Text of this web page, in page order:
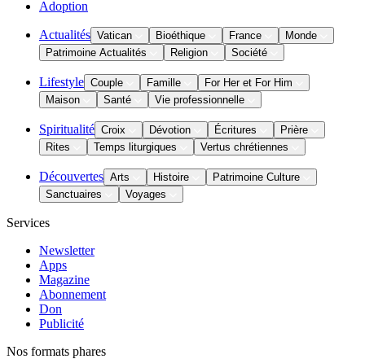
Adoption
Actualités Vatican Bioéthique France
Monde
Patrimoine Actualités
Religion Société
Lifestyle Couple Famille
For Her et For Him
Maison
Santé Vie professionnelle
Spiritualité Croix Dévotion Écritures
Prière
Rites
Temps liturgiques Vertus chrétiennes
Découvertes Arts Histoire
Patrimoine Culture
Sanctuaires
Voyages
Services
Newsletter
Apps
Magazine
Abonnement
Don
Publicité
Nos formats phares